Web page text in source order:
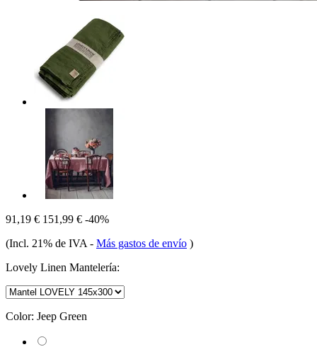
91,19 € 151,99 € -40%
(Incl. 21% de IVA - Más gastos de envío )
Lovely Linen Mantelería:
Color: Jeep Green